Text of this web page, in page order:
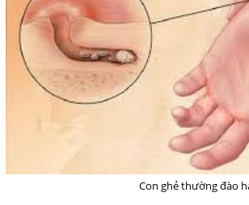
Con ghẻ thường đào hang ở